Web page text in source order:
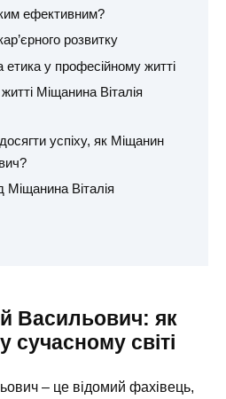
ефективним?
розвитку
етика у професійному житті
Міщанина Віталія
успіху, як Міщанин
Міщанина Віталія
Васильович: як
сучасному світі
– це відомий фахівець,